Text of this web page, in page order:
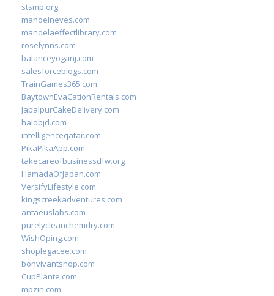
stsmp.org
manoelneves.com
mandelaeffectlibrary.com
roselynns.com
balanceyoganj.com
salesforceblogs.com
TrainGames365.com
BaytownEvaCationRentals.com
JabalpurCakeDelivery.com
halobjd.com
intelligenceqatar.com
PikaPikaApp.com
takecareofbusinessdfw.org
HamadaOfJapan.com
VersifyLifestyle.com
kingscreekadventures.com
antaeuslabs.com
purelycleanchemdry.com
WishOping.com
shoplegacee.com
bonvivantshop.com
CupPlante.com
mpzin.com